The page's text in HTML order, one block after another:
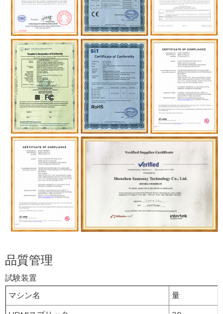
品質管理
試験装置
マシン名
量